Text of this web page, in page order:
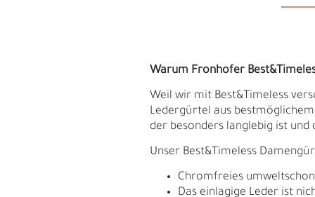
Warum Fronhofer
Weil wir mit Best&Timeless
Ledergürtel aus
der besonders langlebig ist
Unser Best&Timeless
Chromfreies
Das einlagige Leder ist